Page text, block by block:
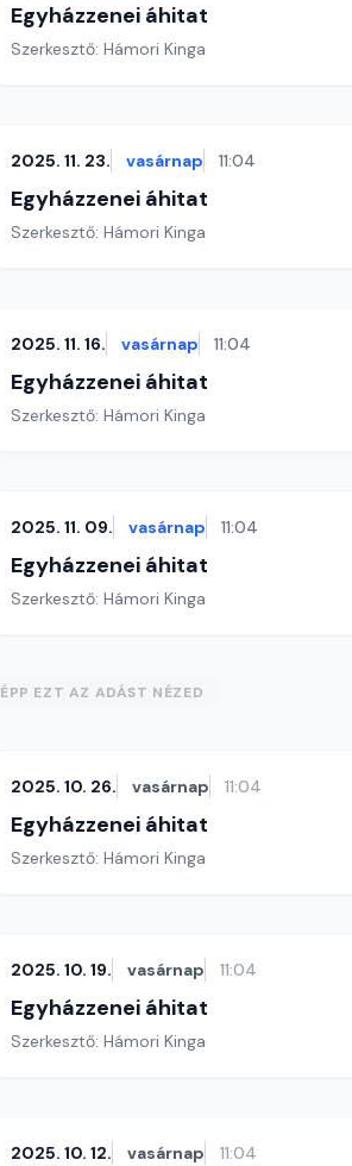
Egyházzenei áhitat
Szerkesztő: Hámori Kinga
2025. 11. 23. vasárnap 11:04
Egyházzenei áhitat
Szerkesztő: Hámori Kinga
2025. 11. 16. vasárnap 11:04
Egyházzenei áhitat
Szerkesztő: Hámori Kinga
2025. 11. 09. vasárnap 11:04
Egyházzenei áhitat
Szerkesztő: Hámori Kinga
ÉPP EZT AZ ADÁST NÉZED
2025. 10. 26. vasárnap 11:04
Egyházzenei áhitat
Szerkesztő: Hámori Kinga
2025. 10. 19. vasárnap 11:04
Egyházzenei áhitat
Szerkesztő: Hámori Kinga
2025. 10. 12. vasárnap 11:04